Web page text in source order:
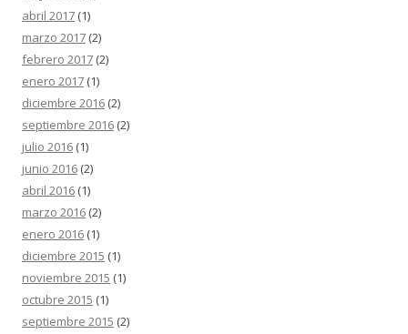
abril 2017 (1)
marzo 2017 (2)
febrero 2017 (2)
enero 2017 (1)
diciembre 2016 (2)
septiembre 2016 (2)
julio 2016 (1)
junio 2016 (2)
abril 2016 (1)
marzo 2016 (2)
enero 2016 (1)
diciembre 2015 (1)
noviembre 2015 (1)
octubre 2015 (1)
septiembre 2015 (2)